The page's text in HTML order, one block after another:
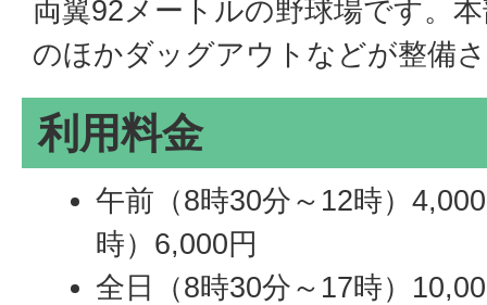
両翼92メートルの野球場です。
のほかダッグアウトなどが整備
利用料金
午前（8時30分～12時）
時）6,000円
全日（8時30分～17時）